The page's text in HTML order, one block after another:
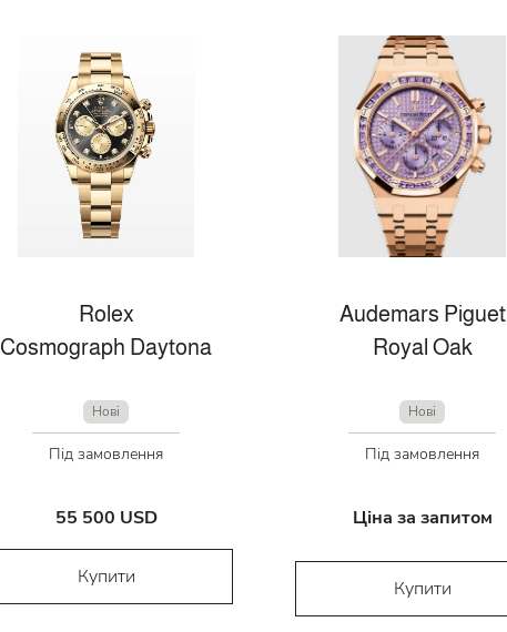
Rolex
Cosmograph Daytona
Нові
Під замовлення
55 500 USD
Купити
Audemars Piguet
Royal Oak
Нові
Під замовлення
Ціна за запитом
Купити